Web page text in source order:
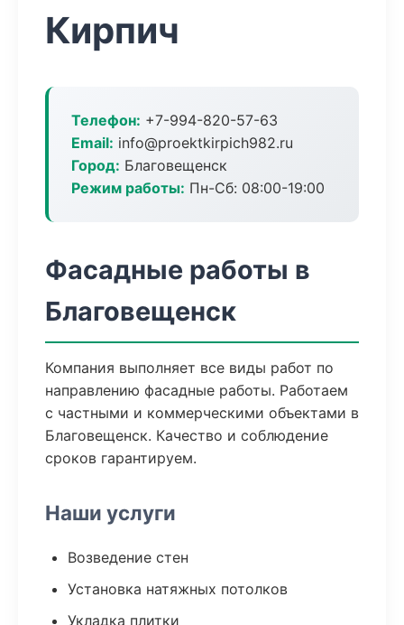
Кирпич
Телефон: +7-994-820-57-63
Email: info@proektkirpich982.ru
Город: Благовещенск
Режим работы: Пн-Сб: 08:00-19:00
Фасадные работы в
Благовещенск
Компания выполняет все виды работ по
направлению фасадные работы. Работаем
с частными и коммерческими объектами в
Благовещенск. Качество и соблюдение
сроков гарантируем.
Наши услуги
Возведение стен
Установка натяжных потолков
Укладка плитки